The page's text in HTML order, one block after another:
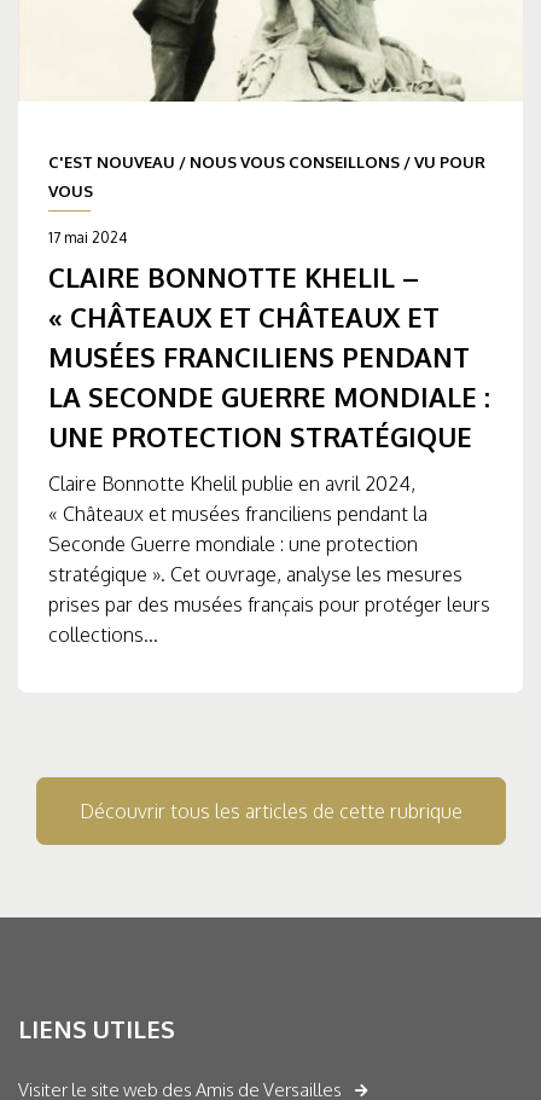
C'EST NOUVEAU / NOUS VOUS CONSEILLONS /VU POUR
VOUS
17 mai 2024
CLAIRE BONNOTTE KHELIL –
« CHÂTEAUX ET CHÂTEAUX ET
MUSÉES FRANCILIENS PENDANT
LA SECONDE GUERRE MONDIALE :
UNE PROTECTION STRATÉGIQUE
Claire Bonnotte Khelil publie en avril 2024,
« Châteaux et musées franciliens pendant la
Seconde Guerre mondiale : une protection
stratégique ». Cet ouvrage, analyse les mesures
prises par des musées français pour protéger leurs
collections...
Découvrir tous les articles de cette rubrique
LIENS UTILES
Visiter le site web des Amis de Versailles